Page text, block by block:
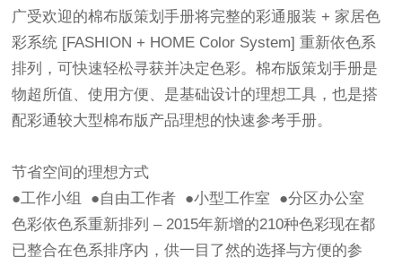
广受欢迎的棉布版策划手册将完整的彩通服装 + 家居色
彩系统 [FASHION + HOME Color System] 重新依色系
排列，可快速轻松寻获并决定色彩。棉布版策划手册是
物超所值、使用方便、是基础设计的理想工具，也是搭
配彩通较大型棉布版产品理想的快速参考手册。
节省空间的理想方式
●工作小组 ●自由工作者 ●小型工作室 ●分区办公室
色彩依色系重新排列 – 2015年新增的210种色彩现在都
已整合在色系排序内，供一目了然的选择与方便的参